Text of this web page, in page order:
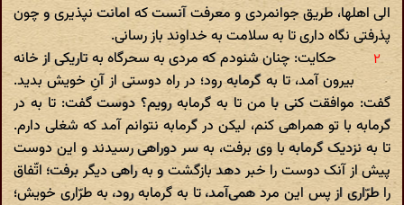
الی اهلها، طریق جوانمردی و معرفت آنست که امانت نپذیری و چون
پذرفتی نگاه داری تا به سلامت به خداوند باز رسانی.
حکایت: چنان شنودم که مردی به سحرگاه به تاریکی از خانه
بیرون آمد، تا به گرمابه رود؛ در راه دوستی از آنِ خویش بدید.
گفت: موافقت کنی با من تا به گرمابه رویم؟ دوست گفت: تا به‌ در
گرمابه با تو همراهی کنم، لیکن در گرمابه نتوانم آمد که شغلی دارم.
تا به نزدیک گرمابه با وی برفت، به سر دوراهی رسیدند و این دوست
پیش از آنک دوست را خبر دهد بازگشت و به‌ راهی دیگر برفت؛ اتّفاق
را طرّار‌ی از پس این مرد همی‌آمد، تا به گرمابه رود، به طرّاری خویش؛